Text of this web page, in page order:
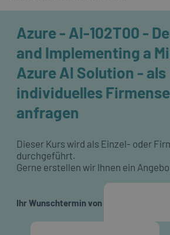
Azure - AI-102T00 -
and Implementing a
Azure AI Solution - als
individuelles
anfragen
Dieser Kurs wird als Einzel- oder
durchgeführt.
Gerne erstellen wir Ihnen ein
Ihr Wunschtermin von